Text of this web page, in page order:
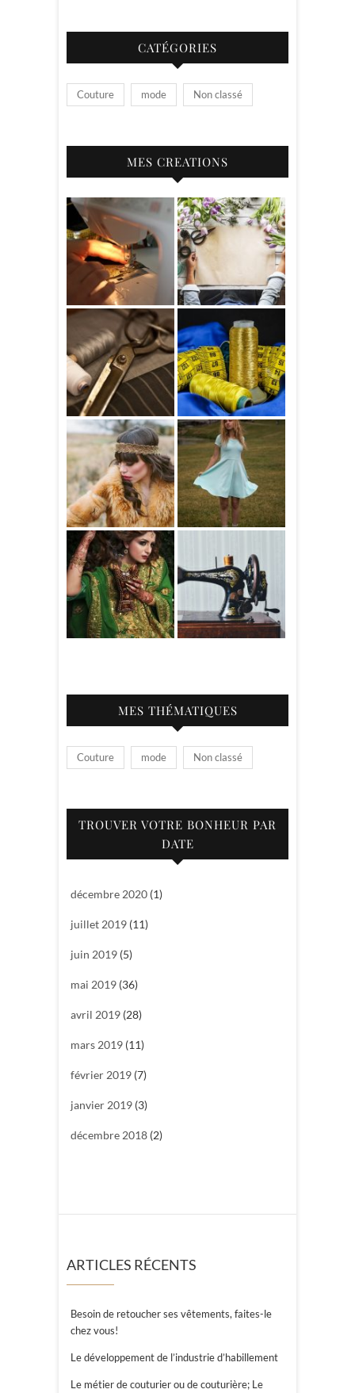
CATÉGORIES
Couture mode Non classé
MES CREATIONS
MES THÉMATIQUES
Couture mode Non classé
TROUVER VOTRE BONHEUR PAR
DATE
décembre 2020 (1)
juillet 2019 (11)
juin 2019 (5)
mai 2019 (36)
avril 2019 (28)
mars 2019 (11)
février 2019 (7)
janvier 2019 (3)
décembre 2018 (2)
ARTICLES RÉCENTS
Besoin de retoucher ses vêtements, faites-le
chez vous!
Le développement de l’industrie d’habillement
Le métier de couturier ou de couturière; Le